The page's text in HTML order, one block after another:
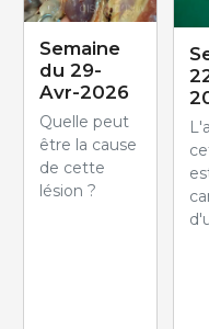
Semaine
du 29-
Avr-2026
Quelle peut
être la cause
de cette
lésion ?